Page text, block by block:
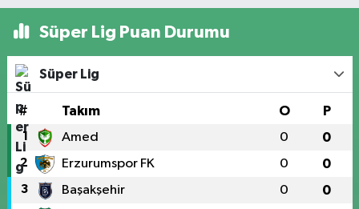
Süper Lig Puan Durumu
Süper Lig
# Takım O P
1 Amed 0 0
2 Erzurumspor FK 0 0
3 Başakşehir 0 0